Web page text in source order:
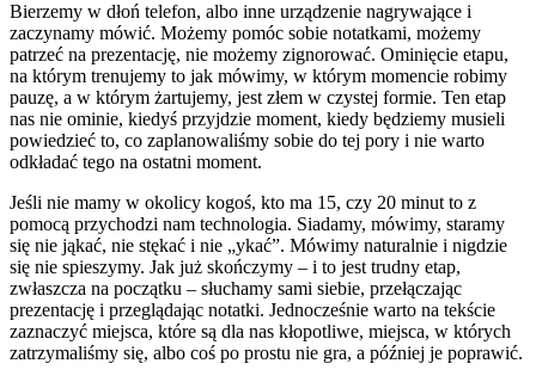
Bierzemy w dłoń telefon, albo inne urządzenie nagrywające i
zaczynamy mówić. Możemy pomóc sobie notatkami, możemy
patrzeć na prezentację, nie możemy zignorować. Ominięcie etapu,
na którym trenujemy to jak mówimy, w którym momencie robimy
pauzę, a w którym żartujemy, jest złem w czystej formie. Ten etap
nas nie ominie, kiedyś przyjdzie moment, kiedy będziemy musieli
powiedzieć to, co zaplanowaliśmy sobie do tej pory i nie warto
odkładać tego na ostatni moment.
Jeśli nie mamy w okolicy kogoś, kto ma 15, czy 20 minut to z
pomocą przychodzi nam technologia. Siadamy, mówimy, staramy
się nie jąkać, nie stękać i nie „ykać”. Mówimy naturalnie i nigdzie
się nie spieszymy. Jak już skończymy – i to jest trudny etap,
zwłaszcza na początku – słuchamy sami siebie, przełączając
prezentację i przeglądając notatki. Jednocześnie warto na tekście
zaznaczyć miejsca, które są dla nas kłopotliwe, miejsca, w których
zatrzymaliśmy się, albo coś po prostu nie gra, a później je poprawić.